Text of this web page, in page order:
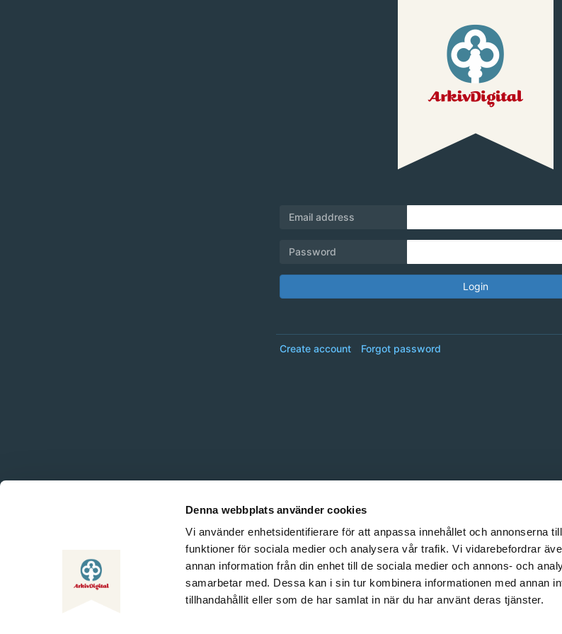
Denna webbplats använder cookies
Vi använder enhetsidentifierare för att anpassa innehållet och annonserna
funktioner för sociala medier och analysera vår trafik. Vi vidarebefordrar
annan information från din enhet till de sociala medier och annons- och
samarbetar med. Dessa kan i sin tur kombinera informationen med annan
tillhandahållit eller som de har samlat in när du har använt deras tjänster.
Email address
Password
Login
Create account Forgot password